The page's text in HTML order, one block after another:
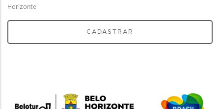
Horizonte
CADASTRAR